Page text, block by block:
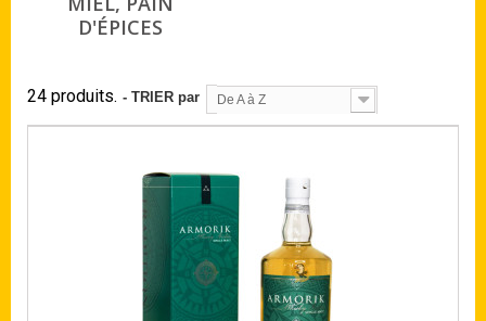
D'ÉPICES
24 produits. - TRIER par De A à Z